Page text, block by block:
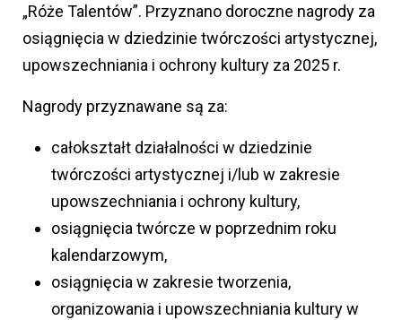
„Róże Talentów”. Przyznano doroczne nagrody za
osiągnięcia w dziedzinie twórczości artystycznej,
upowszechniania i ochrony kultury za 2025 r.
Nagrody przyznawane są za:
całokształt działalności w dziedzinie
twórczości artystycznej i/lub w zakresie
upowszechniania i ochrony kultury,
osiągnięcia twórcze w poprzednim roku
kalendarzowym,
osiągnięcia w zakresie tworzenia,
organizowania i upowszechniania kultury w